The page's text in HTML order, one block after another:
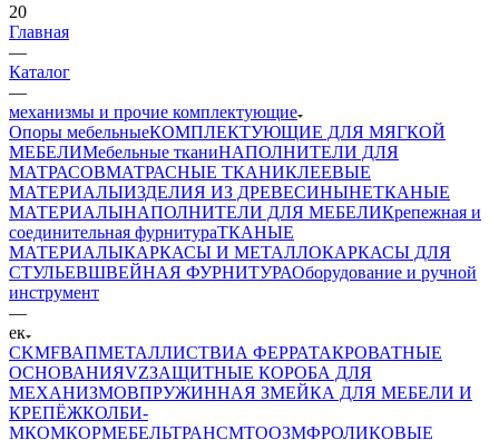
20
Главная
—
Каталог
—
механизмы и прочие комплектующие
Опоры мебельныеКОМПЛЕКТУЮЩИЕ ДЛЯ МЯГКОЙ
МЕБЕЛИМебельные тканиНАПОЛНИТЕЛИ ДЛЯ
МАТРАСОВМАТРАСНЫЕ ТКАНИКЛЕЕВЫЕ
МАТЕРИАЛЫИЗДЕЛИЯ ИЗ ДРЕВЕСИНЫНЕТКАНЫЕ
МАТЕРИАЛЫНАПОЛНИТЕЛИ ДЛЯ МЕБЕЛИКрепежная и
соединительная фурнитураТКАНЫЕ
МАТЕРИАЛЫКАРКАСЫ И МЕТАЛЛОКАРКАСЫ ДЛЯ
СТУЛЬЕВШВЕЙНАЯ ФУРНИТУРАОборудование и ручной
инструмент
—
ек
CKMFВАПМЕТАЛЛИСТВИА ФЕРРАТАКРОВАТНЫЕ
ОСНОВАНИЯVZЗАЩИТНЫЕ КОРОБА ДЛЯ
МЕХАНИЗМОВПРУЖИННАЯ ЗМЕЙКА ДЛЯ МЕБЕЛИ И
КРЕПЁЖКОЛБИ-
МКОМКОРМЕБЕЛЬТРАНСMTOОЗМФРОЛИКОВЫЕ